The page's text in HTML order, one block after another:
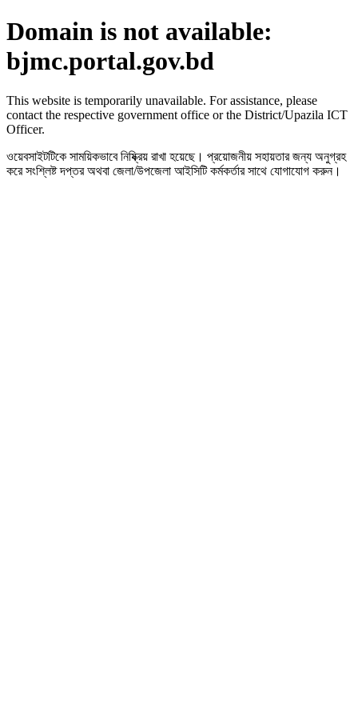
Domain is not available:
bjmc.portal.gov.bd
This website is temporarily unavailable. For assistance, please
contact the respective government office or the District/Upazila ICT
Officer.
ওয়েবসাইটটিকে সাময়িকভাবে নিষ্ক্রিয় রাখা হয়েছে। প্রয়োজনীয় সহায়তার জন্য অনুগ্রহ
করে সংশ্লিষ্ট দপ্তর অথবা জেলা/উপজেলা আইসিটি কর্মকর্তার সাথে যোগাযোগ করুন।